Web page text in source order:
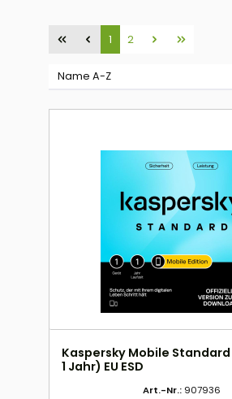
Seite
1 Seite
2
Kaspersky Mobile Standard
1 Jahr) EU ESD
Art.-Nr.: 907936